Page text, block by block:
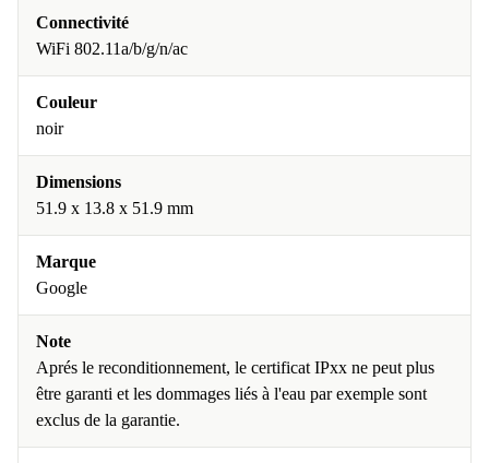
Connectivité
WiFi 802.11a/b/g/n/ac
Couleur
noir
Dimensions
51.9 x 13.8 x 51.9 mm
Marque
Google
Note
Aprés le reconditionnement, le certificat IPxx ne peut plus
être garanti et les dommages liés à l'eau par exemple sont
exclus de la garantie.